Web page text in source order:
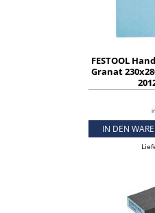
FESTOOL
Granat
IN DEN